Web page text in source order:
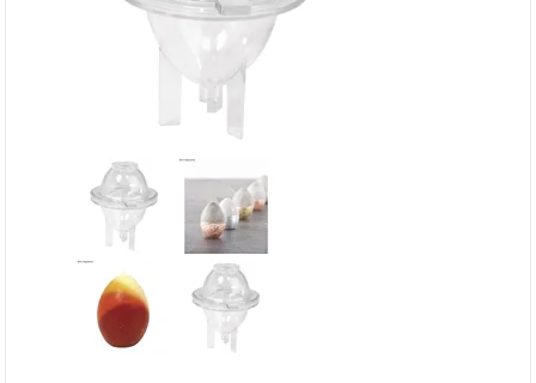
Scrapbooking & lommescrapping
Art Journaling & Mixed Media
Vokssegl & tilbehør
Lim & Verktøy
Barnehobby
Bånd, Blonder & Tekstil
Garn & Tilbehør